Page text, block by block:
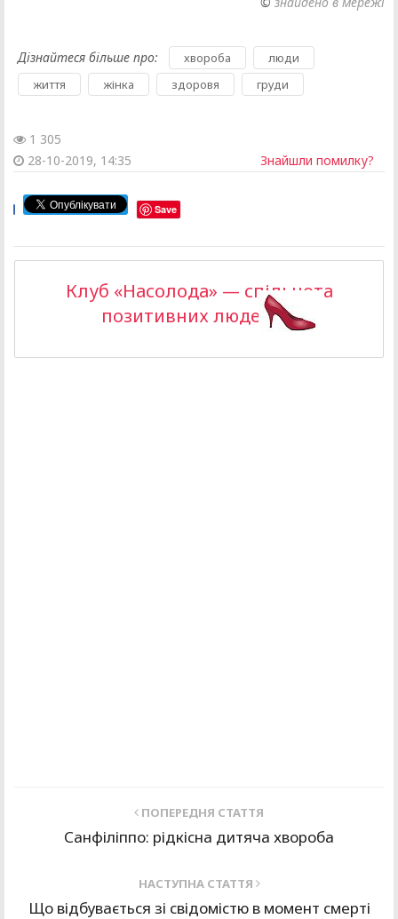
Дізнайтеся більше про: хвороба люди
життя жінка здоровя груди
1 305
28-10-2019, 14:35
Знайшли помилку?
Save
Клуб «Насолода» — спільнота
позитивних людей >>
ПОПЕРЕДНЯ СТАТТЯ
Санфіліппо: рідкісна дитяча хвороба
НАСТУПНА СТАТТЯ
Що відбувається зі свідомістю в момент смерті